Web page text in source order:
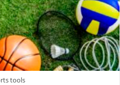
tools